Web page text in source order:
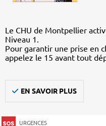
Le CHU de Montpellier
Niveau 1.
Pour garantir une prise en
appelez le 15 avant tout
EN SAVOIR PLUS
URGENCES